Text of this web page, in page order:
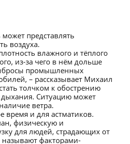
представлять
воздуха.
влажного и тёплого
из-за чего в нём дольше
промышленных
– рассказывает Михаил
толчком к обострению
Ситуацию может
ветра.
время и для астматиков.
физическую и
для людей, страдающих от
факторами-